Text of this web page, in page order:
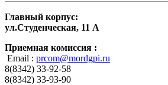
Главный корпус:
ул.Студенческая, 11 А
Приемная комиссия :
Email : prcom@mordgpi.ru
8(8342) 33-92-58
8(8342) 33-93-90